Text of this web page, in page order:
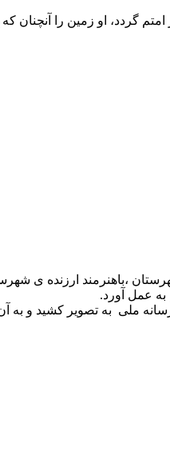
گردد، او زمین را آنچنان
،باهنرمند ارزنده ی
به عمل آورد.
ملی به تصویر کشید و به